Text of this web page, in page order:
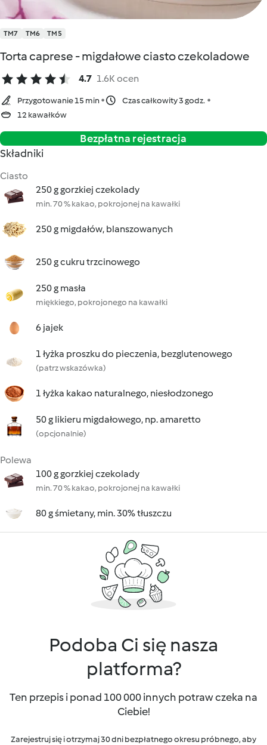
TM7 TM6 TM5
Torta caprese - migdałowe ciasto czekoladowe
4.7 1.6K ocen
Przygotowanie 15 min
Czas całkowity 3 godz.
12 kawałków
Bezpłatna rejestracja
Składniki
Ciasto
250 g gorzkiej czekolady
min. 70 % kakao, pokrojonej na kawałki
250 g migdałów, blanszowanych
250 g cukru trzcinowego
250 g masła
miękkiego, pokrojonego na kawałki
6 jajek
1 łyżka proszku do pieczenia, bezglutenowego
(patrz wskazówka)
1 łyżka kakao naturalnego, niesłodzonego
50 g likieru migdałowego, np. amaretto
(opcjonalnie)
Polewa
100 g gorzkiej czekolady
min. 70 % kakao, pokrojonej na kawałki
80 g śmietany, min. 30% tłuszczu
Podoba Ci się nasza
platforma?
Ten przepis i ponad 100 000 innych potraw czeka na
Ciebie!
Zarejestruj się i otrzymaj 30 dni bezpłatnego okresu próbnego, aby